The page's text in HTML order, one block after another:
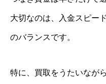
大切なのは、入金スピー
のバランスです。
特に、買取をうたいなが